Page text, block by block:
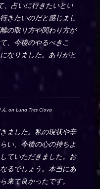
、占いに行きたいとい
きたいのだと感じまし
の取り方や関わり方が
、今後のやるべきこ
なりました。ありがと
ん onLuna Tres Clova
ました。私の現状や辛
い、今後の心の持ちよ
ていただきました。お
るでしょう。本当にあ
来て良かったです。